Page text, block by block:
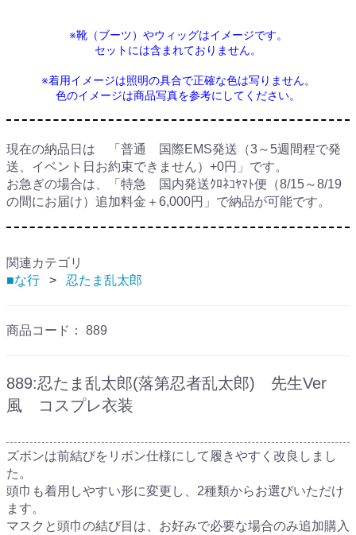
※靴（ブーツ）やウィッグはイメージです。
セットには含まれておりません。
※着用イメージは照明の具合で正確な色は写りません。
色のイメージは商品写真を参考にしてください。
現在の納品日は 「普通 国際EMS発送（3～5週間程で発
送、イベント日お約束できません）+0円」です。
お急ぎの場合は、「特急 国内発送ｸﾛﾈｺﾔﾏﾄ便（8/15～8/19
の間にお届け）追加料金＋6,000円」で納品が可能です。
関連カテゴリ
■な行
忍たま乱太郎
商品コード： 889
889:忍たま乱太郎(落第忍者乱太郎) 先生Ver
風 コスプレ衣装
ズボンは前結びをリボン仕様にして履きやすく改良しまし
た。
頭巾も着用しやすい形に変更し、2種類からお選びいただけ
ます。
マスクと頭巾の結び目は、お好みで必要な場合のみ追加購入